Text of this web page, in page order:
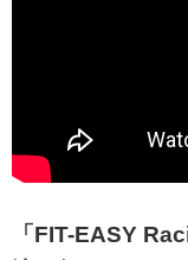
「FIT-EASY